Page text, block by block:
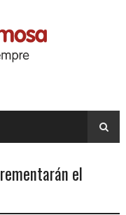
el